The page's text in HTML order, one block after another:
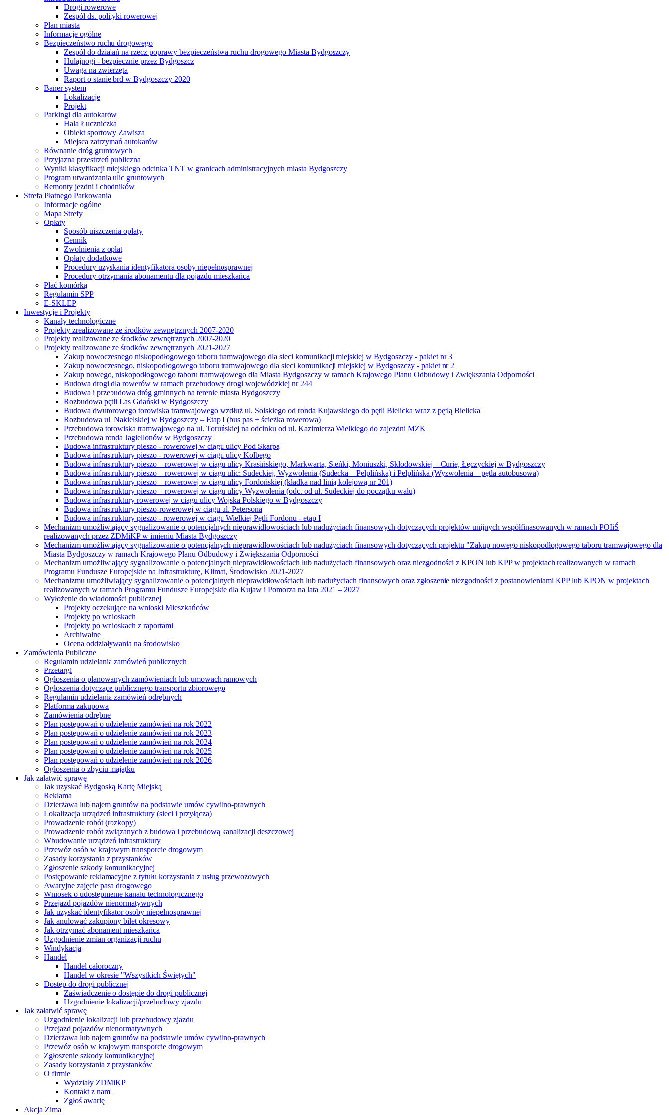
Drogi rowerowe
Zespół ds. polityki rowerowej
Plan miasta
Informacje ogólne
Bezpieczeństwo ruchu drogowego
Zespół do działań na rzecz poprawy bezpieczeństwa ruchu drogowego Miasta Bydgoszczy
Hulajnogi - bezpiecznie przez Bydgoszcz
Uwaga na zwierzęta
Raport o stanie brd w Bydgoszczy 2020
Baner system
Lokalizacje
Projekt
Parkingi dla autokarów
Hala Łuczniczka
Obiekt sportowy Zawisza
Miejsca zatrzymań autokarów
Równanie dróg gruntowych
Przyjazna przestrzeń publiczna
Wyniki klasyfikacji miejskiego odcinka TNT w granicach administracyjnych miasta Bydgoszczy
Program utwardzania ulic gruntowych
Remonty jezdni i chodników
Strefa Płatnego Parkowania
Informacje ogólne
Mapa Strefy
Opłaty
Sposób uiszczenia opłaty
Cennik
Zwolnienia z opłat
Opłaty dodatkowe
Procedury uzyskania identyfikatora osoby niepełnosprawnej
Procedury otrzymania abonamentu dla pojazdu mieszkańca
Płać komórką
Regulamin SPP
E-SKLEP
Inwestycje i Projekty
Kanały technologiczne
Projekty zrealizowane ze środków zewnętrznych 2007-2020
Projekty realizowane ze środków zewnętrznych 2007-2020
Projekty realizowane ze środków zewnętrznych 2021-2027
Zakup nowoczesnego niskopodłogowego taboru tramwajowego dla sieci komunikacji miejskiej w Bydgoszczy - pakiet nr 3
Zakup nowoczesnego, niskopodłogowego taboru tramwajowego dla sieci komunikacji miejskiej w Bydgoszczy - pakiet nr 2
Zakup nowego, niskopodłogowego taboru tramwajowego dla Miasta Bydgoszczy w ramach Krajowego Planu Odbudowy i Zwiększania Odporności
Budowa drogi dla rowerów w ramach przebudowy drogi wojewódzkiej nr 244
Budowa i przebudowa dróg gminnych na terenie miasta Bydgoszczy
Rozbudowa pętli Las Gdański w Bydgoszczy
Budowa dwutorowego torowiska tramwajowego wzdłuż ul. Solskiego od ronda Kujawskiego do pętli Bielicka wraz z pętlą Bielicka
Rozbudowa ul. Nakielskiej w Bydgoszczy – Etap I (bus pas + ścieżka rowerowa)
Przebudowa torowiska tramwajowego na ul. Toruńskiej na odcinku od ul. Kazimierza Wielkiego do zajezdni MZK
Przebudowa ronda Jagiellonów w Bydgoszczy
Budowa infrastruktury pieszo - rowerowej w ciągu ulicy Pod Skarpą
Budowa infrastruktury pieszo - rowerowej w ciągu ulicy Kolbego
Budowa infrastruktury pieszo – rowerowej w ciągu ulicy Krasińskiego, Markwarta, Sieńki, Moniuszki, Skłodowskiej – Curie, Łęczyckiej w Bydgoszczy
Budowa infrastruktury pieszo – rowerowej w ciągu ulic: Sudeckiej, Wyzwolenia (Sudecka – Pelplińska) i Pelplińska (Wyzwolenia – pętla autobusowa)
Budowa infrastruktury pieszo – rowerowej w ciągu ulicy Fordońskiej (kładka nad linią kolejową nr 201)
Budowa infrastruktury pieszo – rowerowej w ciągu ulicy Wyzwolenia (odc. od ul. Sudeckiej do początku wału)
Budowa infrastruktury rowerowej w ciągu ulicy Wojska Polskiego w Bydgoszczy
Budowa infrastruktury pieszo-rowerowej w ciągu ul. Petersona
Budowa infrastruktury pieszo - rowerowej w ciągu Wielkiej Pętli Fordonu - etap I
Mechanizm umożliwiający sygnalizowanie o potencjalnych nieprawidłowościach lub nadużyciach finansowych dotyczących projektów unijnych współfinasowanych w ramach POIiŚ
realizowanych przez ZDMiKP w imieniu Miasta Bydgoszczy
Mechanizm umożliwiający sygnalizowanie o potencjalnych nieprawidłowościach lub nadużyciach finansowych dotyczących projektu "Zakup nowego niskopodłogowego taboru tramwajowego dla
Miasta Bydgoszczy w ramach Krajowego Planu Odbudowy i Zwiększania Odporności
Mechanizm umożliwiający sygnalizowanie o potencjalnych nieprawidłowościach lub nadużyciach finansowych oraz niezgodności z KPON lub KPP w projektach realizowanych w ramach
Programu Fundusze Europejskie na Infrastrukturę, Klimat, Środowisko 2021-2027
Mechanizmu umożliwiający sygnalizowanie o potencjalnych nieprawidłowościach lub nadużyciach finansowych oraz zgłoszenie niezgodności z postanowieniami KPP lub KPON w projektach
realizowanych w ramach Programu Fundusze Europejskie dla Kujaw i Pomorza na lata 2021 – 2027
Wyłożenie do wiadomości publicznej
Projekty oczekujące na wnioski Mieszkańców
Projekty po wnioskach
Projekty po wnioskach z raportami
Archiwalne
Ocena oddziaływania na środowisko
Zamówienia Publiczne
Regulamin udzielania zamówień publicznych
Przetargi
Ogłoszenia o planowanych zamówieniach lub umowach ramowych
Ogłoszenia dotyczące publicznego transportu zbiorowego
Regulamin udzielania zamówień odrębnych
Platforma zakupowa
Zamówienia odrębne
Plan postępowań o udzielenie zamówień na rok 2022
Plan postępowań o udzielenie zamówień na rok 2023
Plan postępowań o udzielenie zamówień na rok 2024
Plan postępowań o udzielenie zamówień na rok 2025
Plan postępowań o udzielenie zamówień na rok 2026
Ogłoszenia o zbyciu majątku
Jak załatwić sprawę
Jak uzyskać Bydgoską Kartę Miejską
Reklama
Dzierżawa lub najem gruntów na podstawie umów cywilno-prawnych
Lokalizacja urządzeń infrastruktury (sieci i przyłącza)
Prowadzenie robót (rozkopy)
Prowadzenie robót związanych z budowa i przebudową kanalizacji deszczowej
Wbudowanie urządzeń infrastruktury
Przewóz osób w krajowym transporcie drogowym
Zasady korzystania z przystanków
Zgłoszenie szkody komunikacyjnej
Postępowanie reklamacyjne z tytułu korzystania z usług przewozowych
Awaryjne zajęcie pasa drogowego
Wniosek o udostępnienie kanału technologicznego
Przejazd pojazdów nienormatywnych
Jak uzyskać identyfikator osoby niepełnosprawnej
Jak anulować zakupiony bilet okresowy
Jak otrzymać abonament mieszkańca
Uzgodnienie zmian organizacji ruchu
Windykacja
Handel
Handel całoroczny
Handel w okresie "Wszystkich Świętych"
Dostęp do drogi publicznej
Zaświadczenie o dostępie do drogi publicznej
Uzgodnienie lokalizacji/przebudowy zjazdu
Jak załatwić sprawę
Uzgodnienie lokalizacji lub przebudowy zjazdu
Przejazd pojazdów nienormatywnych
Dzierżawa lub najem gruntów na podstawie umów cywilno-prawnych
Przewóz osób w krajowym transporcie drogowym
Zgłoszenie szkody komunikacyjnej
Zasady korzystania z przystanków
O firmie
Wydziały ZDMiKP
Kontakt z nami
Zgłoś awarię
Akcja Zima